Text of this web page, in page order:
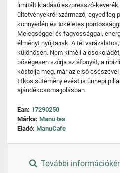
limitált kiadású eszpresszó-
ültetvényekről származó, egyedileg
könnyedén és tökéletes
Melegséggel és fagyossággal,
élményt nyújtanak. A tél
különösen. Nem kíméli a
bőségesen szórja az áfonyát, a
kóstolja meg, már az első
titkos sütemény evést is ünnepi
ajándékcsomagolásban
Ean: 17290250
Márka: Manu tea
Eladó: ManuCafe
További